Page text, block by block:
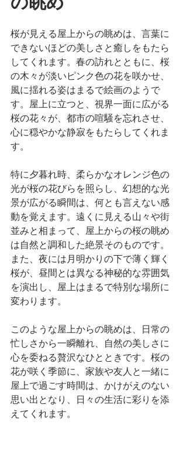
桜が見える屋上からの眺めは、言葉に
できないほどの美しさと癒しをもたら
してくれます。春の訪れとともに、桜
の木々が淡いピンク色の花を咲かせ、
風に揺れる姿はまるで絵画のようで
す。屋上に立つと、視界一面に広がる
桜の花々が、都市の喧騒を忘れさせ、
心に穏やかな静寂をもたらしてくれま
す。
特に夕暮れ時、柔らかなオレンジ色の
光が桜の花びらを照らし、幻想的な光
景が広がる瞬間は、何とも言えない感
動を覚えます。遠くに見える山々や街
並みと相まって、屋上からの桜の眺め
は自然と調和した絶景そのものです。
また、夜には月明かりの下で薄く輝く
桜が、昼間とは異なる神秘的な雰囲気
を演出し、屋上はまるで特別な場所に
変わります。
このような屋上からの眺めは、日常の
忙しさから一瞬離れ、自然の美しさに
心を委ねる贅沢なひとときです。桜の
花が咲く季節に、家族や友人と一緒に
屋上で過ごす時間は、かけがえのない
思い出となり、日々の生活に彩りを添
えてくれます。